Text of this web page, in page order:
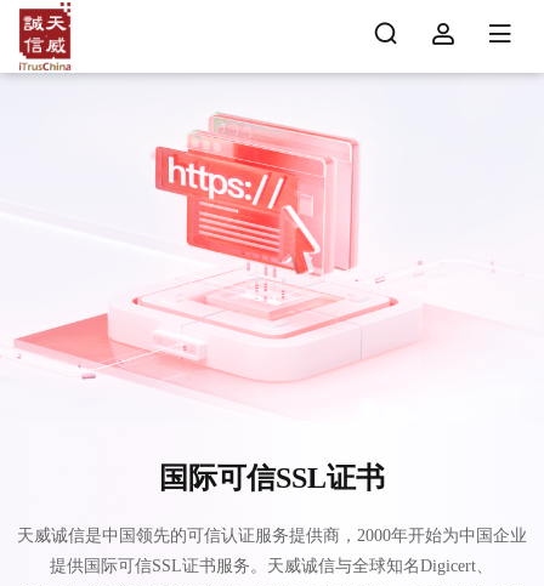
国际可信SSL证书
天威诚信是中国领先的可信认证服务提供商，2000年开始为中国企业
提供国际可信SSL证书服务。天威诚信与全球知名Digicert、